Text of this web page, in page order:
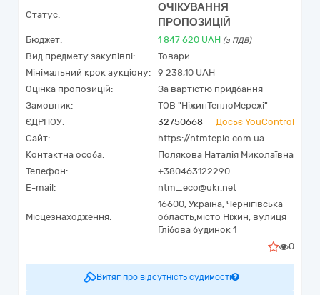
Статус:
ОЧІКУВАННЯ
ПРОПОЗИЦІЙ
Бюджет: 1 847 620 UAH (з ПДВ)
Вид предмету закупівлі:
Товари
Мінімальний крок аукціону:
9 238,10 UAH
Оцінка пропозицій:
За вартістю придбання
Замовник:
ТОВ "НіжинТеплоМережі"
ЄДРПОУ:
32750668
Досьє YouControl
Сайт:
https://ntmteplo.com.ua
Контактна особа:
Полякова Наталія Миколаївна
Телефон:
+380463122290
E-mail:
ntm_eco@ukr.net
Місцезнаходження:
16600, Україна, Чернігівська
область,місто Ніжин, вулиця
Глібова будинок 1
0
Витяг про відсутність судимості